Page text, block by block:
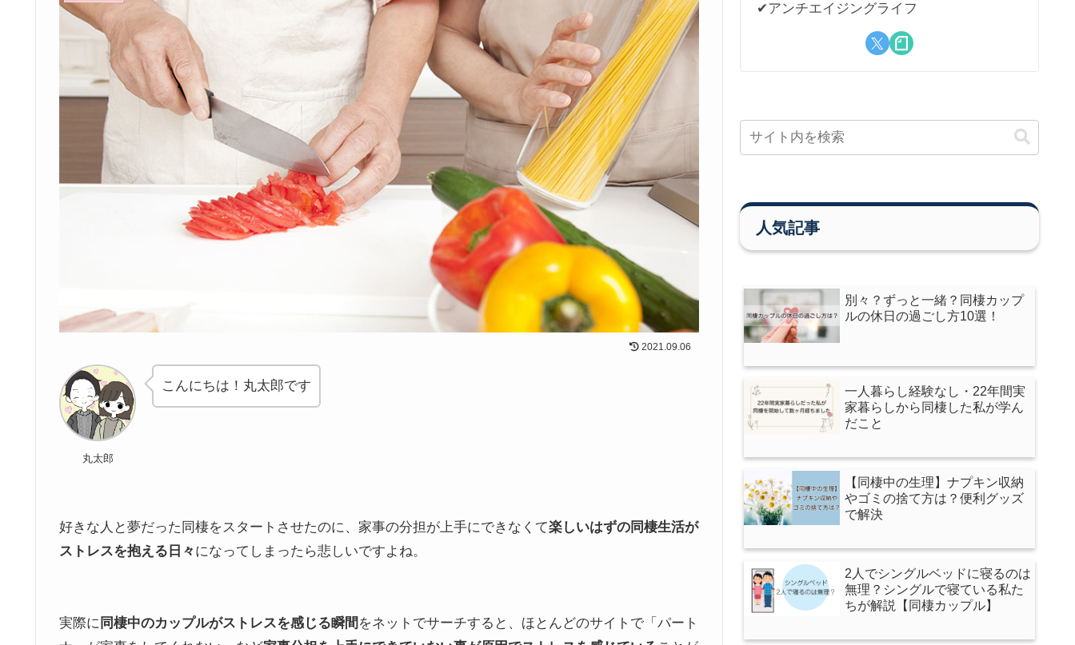
2021.09.06
丸太郎
こんにちは！丸太郎です
好きな人と夢だった同棲をスタートさせたのに、家事の分担が上手にできなくて楽しいはずの同棲生活が
ストレスを抱える日々 になってしまったら悲しいですよね。
実際に 同棲中のカップルがストレスを感じる瞬間 をネットでサーチすると、ほとんどのサイトで「パート
✔︎アンチエイジングライフ
人気記事
別々？ずっと一緒？同棲カップ
ルの休日の過ごし方10選！
一人暮らし経験なし・22年間実
家暮らしから同棲した私が学ん
だこと
【同棲中の生理】ナプキン収納
やゴミの捨て方は？便利グッズ
で解決
2人でシングルベッドに寝るのは
無理？シングルで寝ている私た
ちが解説【同棲カップル】